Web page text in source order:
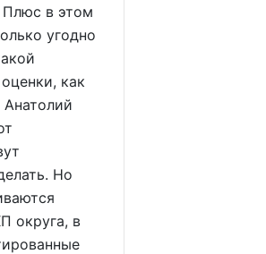
Плюс в этом
угодно
как
Но
округа, в